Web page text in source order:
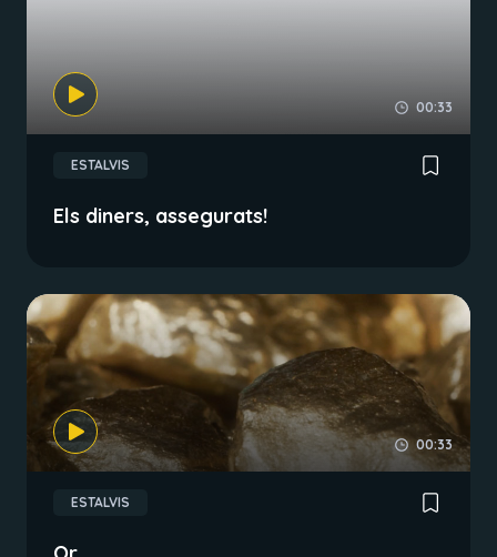
00:33
ESTALVIS
Els diners, assegurats!
00:33
ESTALVIS